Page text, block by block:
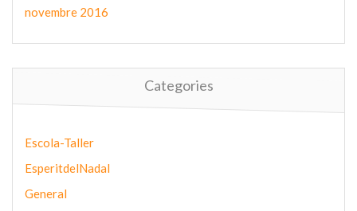
novembre 2016
Categories
Escola-Taller
EsperitdelNadal
General